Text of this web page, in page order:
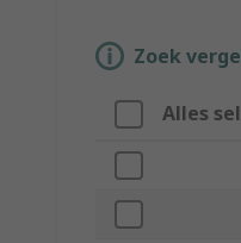
Zoek
Alles